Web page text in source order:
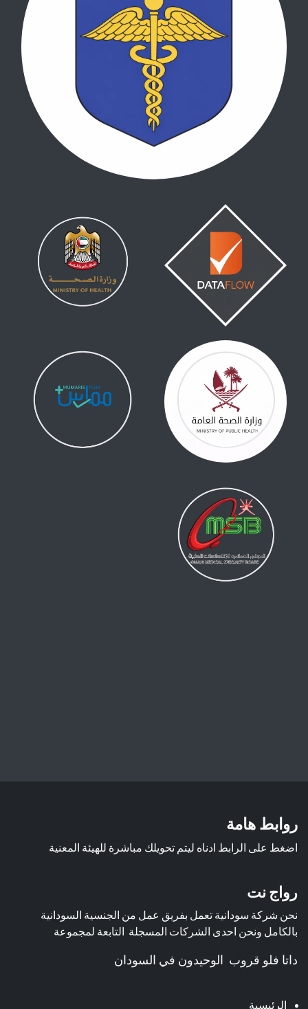
روابط هامة
اضغط على الرابط ادناه ليتم تحويلك مباشرة للهيئة المعنية
رواج نت
نحن شركة سودانية تعمل بفريق عمل من الجنسية السودانية
بالكامل ونحن احدى الشركات المسجلة التابعة لمجموعة
داتا فلو قروب الوحيدون في السودان
الرئيسية